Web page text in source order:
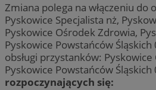
Zmiana polega na włączeniu do
Pyskowice Specjalista nż,
Pyskowice Ośrodek Zdrowia,
Pyskowice Powstańców Śląskich
obsługi przystanków:
Pyskowice Powstańców
rozpoczynających się: